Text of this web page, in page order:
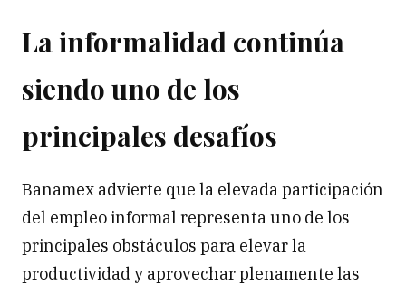
La informalidad continúa
siendo uno de los
principales desafíos
Banamex advierte que la elevada participación
del empleo informal representa uno de los
principales obstáculos para elevar la
productividad y aprovechar plenamente las